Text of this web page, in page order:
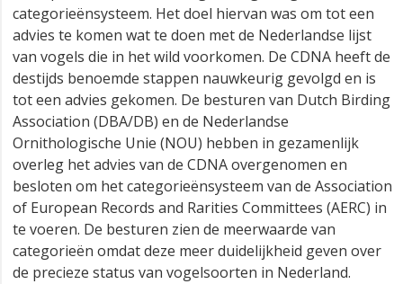
categorieënsysteem. Het doel hiervan was om tot een
advies te komen wat te doen met de Nederlandse lijst
van vogels die in het wild voorkomen. De CDNA heeft de
destijds benoemde stappen nauwkeurig gevolgd en is
tot een advies gekomen. De besturen van Dutch Birding
Association (DBA/DB) en de Nederlandse
Ornithologische Unie (NOU) hebben in gezamenlijk
overleg het advies van de CDNA overgenomen en
besloten om het categorieënsysteem van de Association
of European Records and Rarities Committees (AERC) in
te voeren. De besturen zien de meerwaarde van
categorieën omdat deze meer duidelijkheid geven over
de precieze status van vogelsoorten in Nederland.